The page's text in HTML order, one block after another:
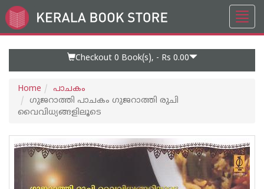
Go
to
Checkout 0 Book(s), - Rs 0.00
Home
പാചകം
ഗുജറാത്തി പാചകം ഗുജറാത്തി രുചി
വൈവിധ്യങ്ങളിലൂടെ